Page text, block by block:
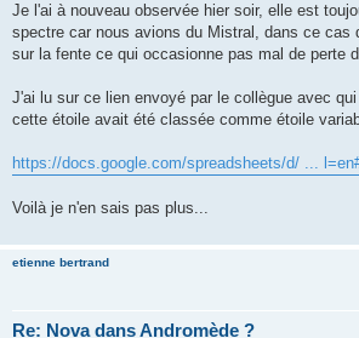
Je l'ai à nouveau observée hier soir, elle est
spectre car nous avions du Mistral, dans ce cas
sur la fente ce qui occasionne pas mal de perte
J'ai lu sur ce lien envoyé par le collègue avec
cette étoile avait été classée comme étoile
https://docs.google.com/spreadsheets/d/ ...
Voilà je n'en sais pas plus...
etienne bertrand
Re: Nova dans Andromède ?